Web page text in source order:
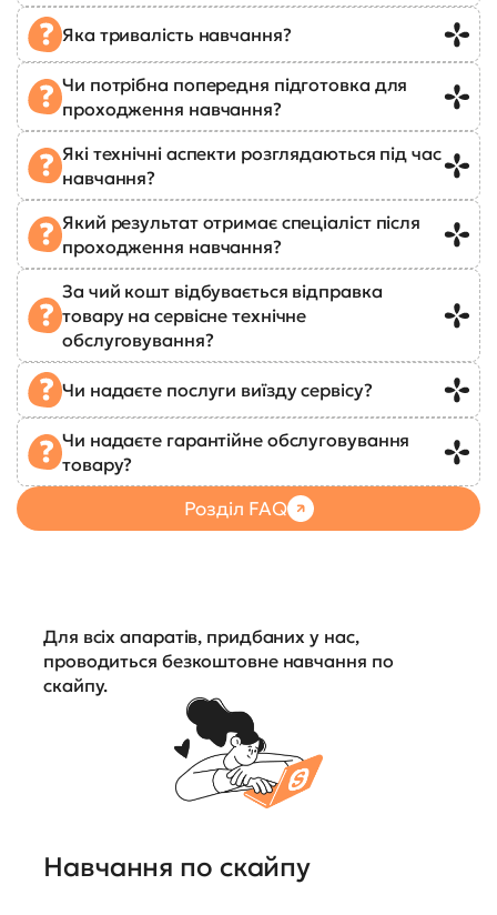
Яка тривалість навчання?
Чи потрібна попередня підготовка для
проходження навчання?
Які технічні аспекти розглядаються під час
навчання?
Який результат отримає спеціаліст після
проходження навчання?
За чий кошт відбувається відправка
товару на сервісне технічне
обслуговування?
Чи надаєте послуги виїзду сервісу?
Чи надаєте гарантійне обслуговування
товару?
Розділ FAQ
Для всіх апаратів, придбаних у нас,
проводиться безкоштовне навчання по
скайпу.
Навчання по скайпу